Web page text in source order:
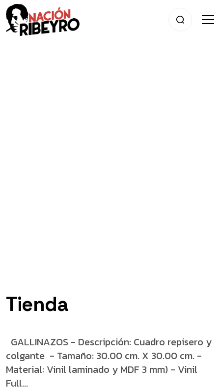
Tienda
GALLINAZOS - Descripción: Cuadro repisero y
colgante - Tamaño: 30.00 cm. X 30.00 cm. -
Material: Vinil laminado y MDF 3 mm) - Vinil
Full...